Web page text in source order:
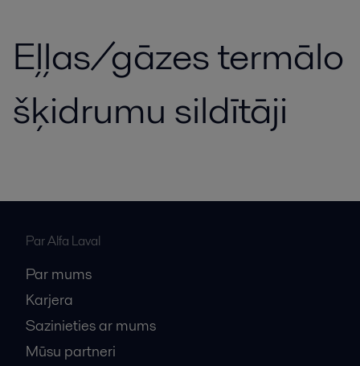
Eļļas/gāzes termālo
šķidrumu sildītāji
Par Alfa Laval
Par mums
Karjera
Sazinieties ar mums
Mūsu partneri